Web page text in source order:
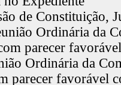
de Constituição,
Ordinária da
parecer
Ordinária da
parecer favorável